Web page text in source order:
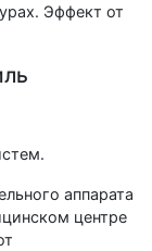
Эффект от
аппарата
центре